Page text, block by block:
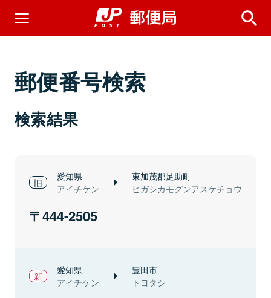
郵便番号検索
検索結果
愛知県
アイチケン
東加茂郡足助町
ヒガシカモグンアスケチョウ
444-2505
愛知県
アイチケン
豊田市
トヨタシ